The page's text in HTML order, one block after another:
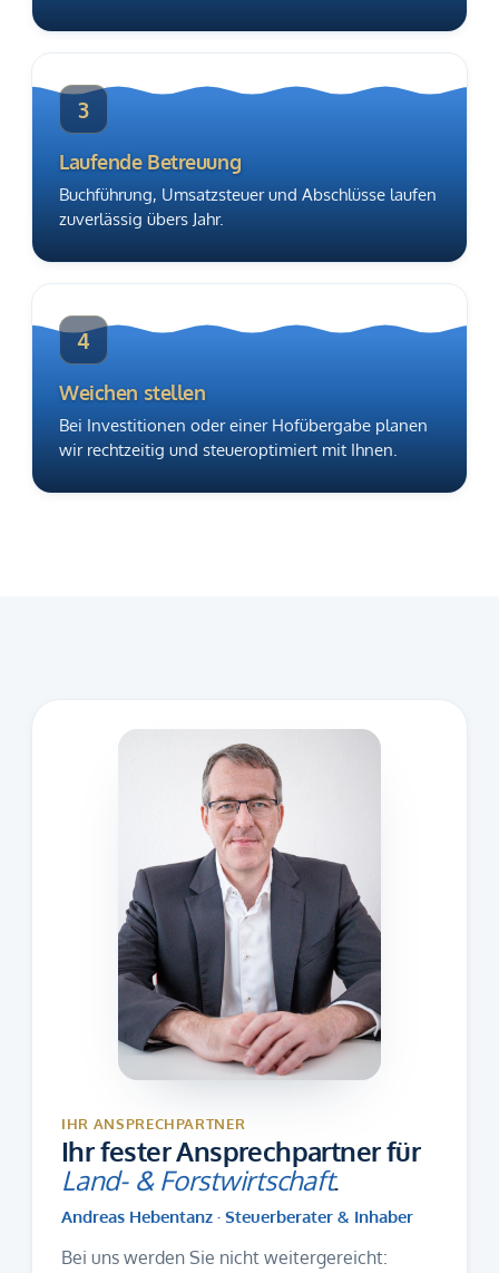
3
Laufende Betreuung
Buchführung, Umsatzsteuer und Abschlüsse laufen
zuverlässig übers Jahr.
4
Weichen stellen
Bei Investitionen oder einer Hofübergabe planen
wir rechtzeitig und steueroptimiert mit Ihnen.
IHR ANSPRECHPARTNER
Ihr fester Ansprechpartner für
Land- & Forstwirtschaft.
Andreas Hebentanz · Steuerberater & Inhaber
Bei uns werden Sie nicht weitergereicht: